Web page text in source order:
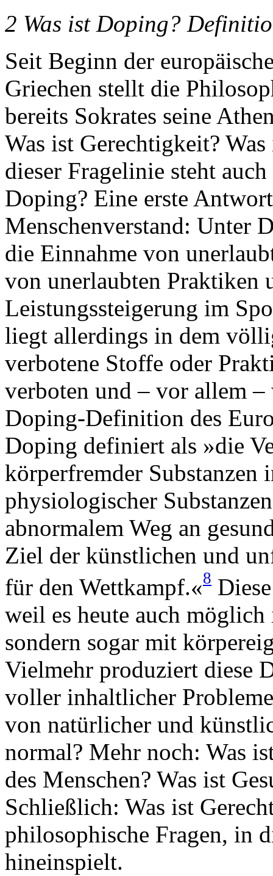
2 Was ist Doping?
Seit Beginn der
Griechen stellt die
bereits Sokrates seine
Was ist Gerechtigkeit?
dieser Fragelinie steht
Doping? Eine erste
Menschenverstand: Unter
die Einnahme von
von unerlaubten Praktiken
Leistungssteigerung im
liegt allerdings in dem
verbotene Stoffe oder
verboten und – vor allem
Doping-Definition des
Doping definiert als »die
körperfremder Substanzen
physiologischer
abnormalem Weg an
Ziel der künstlichen und
für den Wettkampf.«8
weil es heute auch
sondern sogar mit
Vielmehr produziert diese
voller inhaltlicher
von natürlicher und
normal? Mehr noch: Was
des Menschen? Was ist
Schließlich: Was ist
philosophische Fragen, in
hineinspielt.